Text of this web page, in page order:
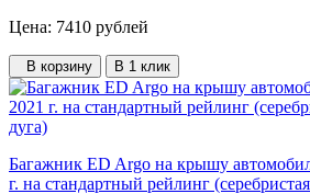
Цена: 7410 рублей
В корзину В 1 клик
Багажник ED Argo на крышу
г. на стандартный рейлинг